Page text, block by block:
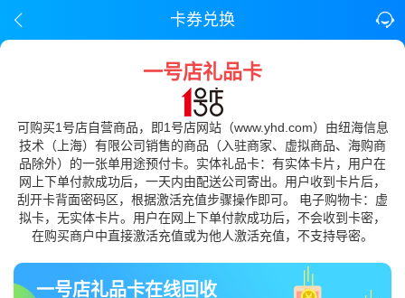
卡券兑换
一号店礼品卡
可购买1号店自营商品，即1号店网站（www.yhd.com）由纽海信息
技术（上海）有限公司销售的商品（入驻商家、虚拟商品、海购商
品除外）的一张单用途预付卡。实体礼品卡：有实体卡片，用户在
网上下单付款成功后，一天内由配送公司寄出。用户收到卡片后，
刮开卡背面密码区，根据激活充值步骤操作即可。 电子购物卡：虚
拟卡，无实体卡片。用户在网上下单付款成功后，不会收到卡密，
在购买商户中直接激活充值或为他人激活充值，不支持导密。
一号店礼品卡在线回收